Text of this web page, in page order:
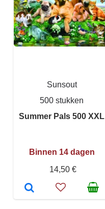
Sunsout
500 stukken
Summer Pals 500 XXL
Binnen 14 dagen
14,50 €